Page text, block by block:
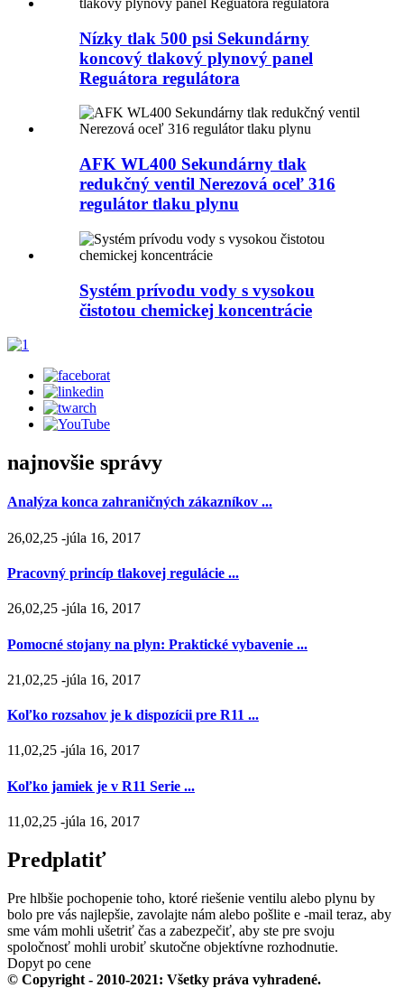
Nízky tlak 500 psi Sekundárny
koncový tlakový plynový panel
Reguátora regulátora
AFK WL400 Sekundárny tlak
redukčný ventil Nerezová oceľ 316
regulátor tlaku plynu
Systém prívodu vody s vysokou
čistotou chemickej koncentrácie
najnovšie správy
Analýza konca zahraničných zákazníkov ...
26,02,25 -júla 16, 2017
Pracovný princíp tlakovej regulácie ...
26,02,25 -júla 16, 2017
Pomocné stojany na plyn: Praktické vybavenie ...
21,02,25 -júla 16, 2017
Koľko rozsahov je k dispozícii pre R11 ...
11,02,25 -júla 16, 2017
Koľko jamiek je v R11 Serie ...
11,02,25 -júla 16, 2017
Predplatiť
Pre hlbšie pochopenie toho, ktoré riešenie ventilu alebo plynu by
bolo pre vás najlepšie, zavolajte nám alebo pošlite e -mail teraz, aby
sme vám mohli ušetriť čas a zabezpečiť, aby ste pre svoju
spoločnosť mohli urobiť skutočne objektívne rozhodnutie.
Dopyt po cene
© Copyright - 2010-2021: Všetky práva vyhradené.